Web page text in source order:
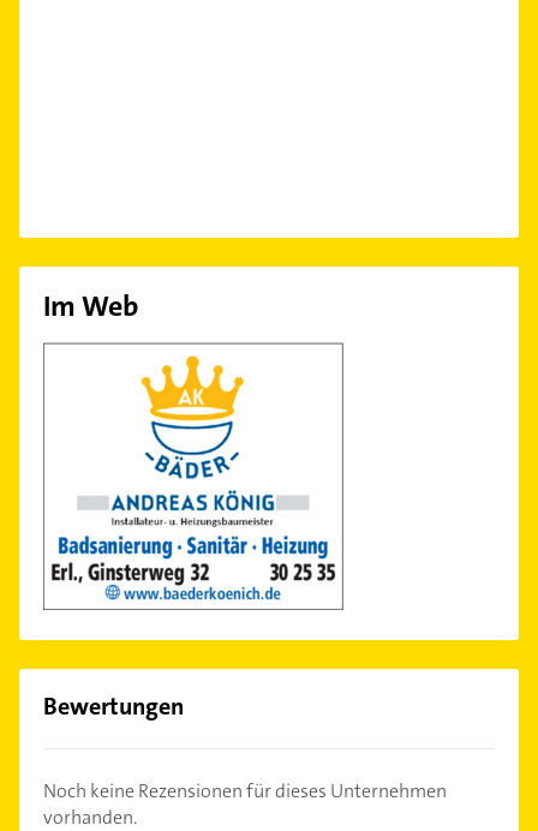
Im Web
Bewertungen
Noch keine Rezensionen für dieses Unternehmen
vorhanden.